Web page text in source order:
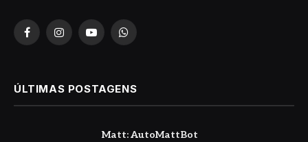
FacebookInstagramYouTubeWhatsApp
ÚLTIMAS POSTAGENS
Matt: AutoMattBot